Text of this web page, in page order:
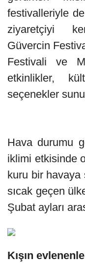
festivalleriyle
ziyaretçiyi
Güvercin
Festivali ve
etkinlikler,
seçenekler
Hava durumu
iklimi etkisinde
kuru bir havaya
sıcak geçen
Şubat ayları
Kışın